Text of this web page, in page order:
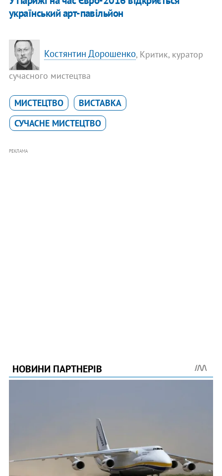
український арт-павільйон
Костянтин Дорошенко, Критик, куратор
сучасного мистецтва
МИСТЕЦТВО
ВИСТАВКА
СУЧАСНЕ МИСТЕЦТВО
РЕКЛАМА